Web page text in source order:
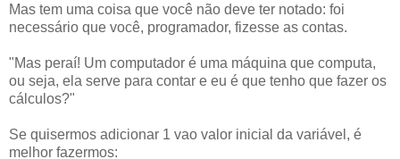
Mas tem uma coisa que você não deve ter notado: foi
necessário que você, programador, fizesse as contas.
"Mas peraí! Um computador é uma máquina que computa,
ou seja, ela serve para contar e eu é que tenho que fazer os
cálculos?"
Se quisermos adicionar 1 vao valor inicial da variável, é
melhor fazermos: